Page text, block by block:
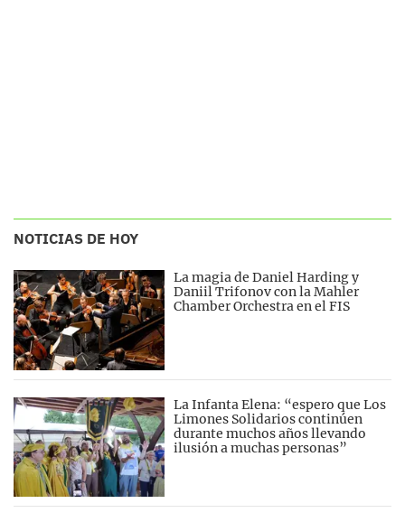
NOTICIAS DE HOY
La magia de Daniel Harding y
Daniil Trifonov con la Mahler
Chamber Orchestra en el FIS
La Infanta Elena: “espero que Los
Limones Solidarios continúen
durante muchos años llevando
ilusión a muchas personas”